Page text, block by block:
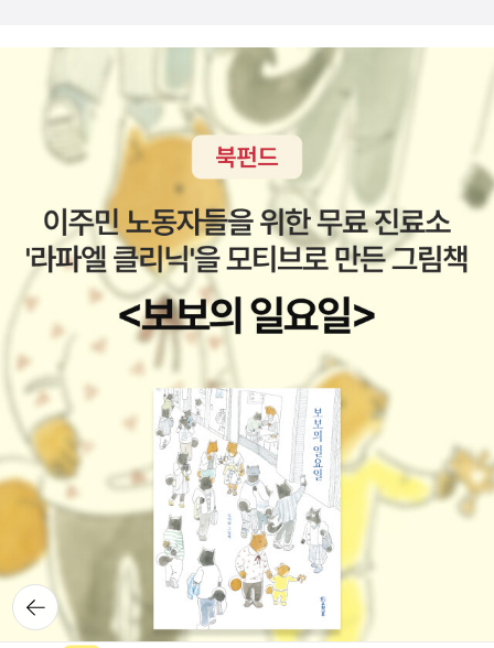
리에겐 생소한 이른바 열차추리소설로 열차 시각표의 알라비아를 깨
읽었던지라 기억이 가물가물(ㅎㅎ 전 자유추리무고본이 있지요)한데
상당히 재미있어던 기억이 납니다. 37 1958 약속 독일의 위대한 드
라마 작가 뒤렌마트가 쓴 단 하나의 추리소설.순문학 작가가 쓴 추리
소설을 과연 어떨까하는 추리소설 애독자의 궁금증을 풀어줄 책이
죠. 38 1959 살의의 쐐기 경찰소설의 대가 에드 맥베인으 78분서
시리즈 초기 대표적 걸작 39 1962 깨어진 거울 크리스티 작품이네
요.읽어본것 같은데 저한테는 임팩트가 없었는지 기억이 좀 가물가물
하네요^^;;; 40 1963 추운 나라에서 온 스파이 제임스 본드와 비슷
한 시기에 등장한 리머스,본드처럼 멋지지는 않지만 60년대 냉전시
대의 리얼한 스파이의 모습을 보여주는 걸작으로 문학성으로 평단의
찬사를 받으며 서머싯 몸상, 에드거상 등을 휩쓴 작품이죠.
뒤로가
기